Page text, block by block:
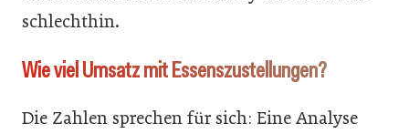
schlechthin.
Wie viel Umsatz mit Essenszustellungen?
Die Zahlen sprechen für sich: Eine Analyse